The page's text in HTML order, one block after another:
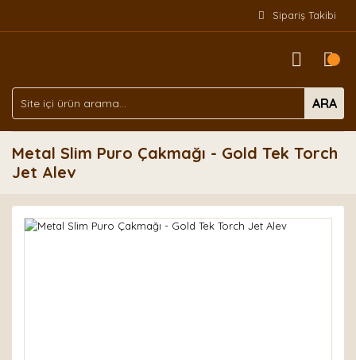
Sipariş Takibi
ARA
Metal Slim Puro Çakmağı - Gold Tek Torch
Jet Alev